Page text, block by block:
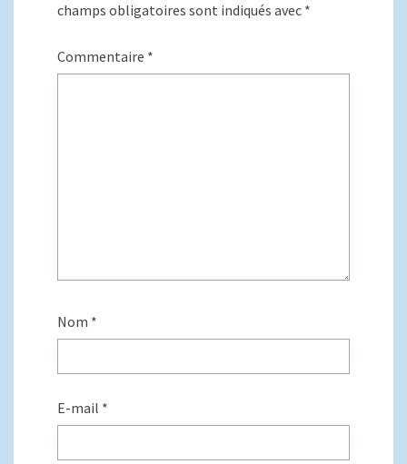
champs obligatoires sont indiqués avec *
Commentaire *
Nom *
E-mail *